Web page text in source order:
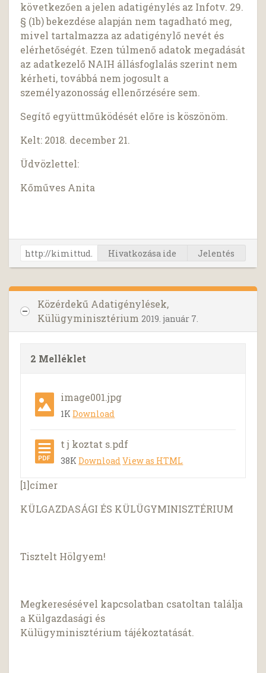
következően a jelen adatigénylés az Infotv. 29.
§ (1b) bekezdése alapján nem tagadható meg,
mivel tartalmazza az adatigénylő nevét és
elérhetőségét. Ezen túlmenő adatok megadását
az adatkezelő NAIH állásfoglalás szerint nem
kérheti, továbbá nem jogosult a
személyazonosság ellenőrzésére sem.
Segítő együttműködését előre is köszönöm.
Kelt: 2018. december 21.
Üdvözlettel:
Kőműves Anita
Hivatkozása ide Jelentés
Közérdekű Adatigénylések,
Külügyminisztérium 2019. január 7.
2 Melléklet
image001.jpg
1KDownload
t j koztat s.pdf
38KDownloadView as HTML
[1]címer
KÜLGAZDASÁGI ÉS KÜLÜGYMINISZTÉRIUM
Tisztelt Hölgyem!
Megkeresésével kapcsolatban csatoltan találja
a Külgazdasági és
Külügyminisztérium tájékoztatását.